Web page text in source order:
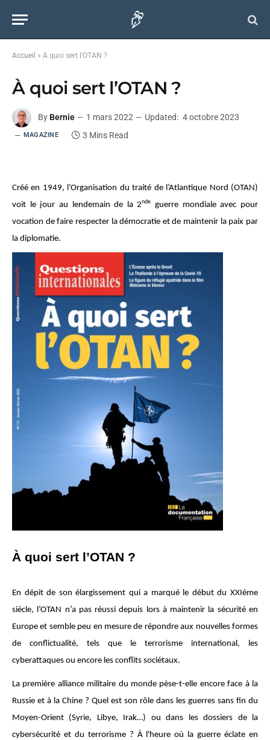
Accueil » À quoi sert l’OTAN ?
À quoi sert l’OTAN ?
By Bernie 1 mars 2022 Updated: 4 octobre 2023
MAGAZINE 3 Mins Read
Créé en 1949, l’Organisation du traité de l’Atlantique Nord (OTAN)
voit le jour au lendemain de la 2nde
guerre mondiale avec pour
vocation de faire respecter la démocratie et de maintenir la paix par
la diplomatie.
À quoi sert l’OTAN ?
En dépit de son élargissement qui a marqué le début du XXIème
siècle, l’OTAN n’a pas réussi depuis lors à maintenir la sécurité en
Europe et semble peu en mesure de répondre aux nouvelles formes
de conflictualité, tels que le terrorisme international, les
cyberattaques ou encore les conflits sociétaux.
La première alliance militaire du monde pèse-t-elle encore face à la
Russie et à la Chine ? Quel est son rôle dans les guerres sans fin du
Moyen-Orient (Syrie, Libye, Irak…) ou dans les dossiers de la
cybersécurité et du terrorisme ? À l'heure où la guerre éclate en